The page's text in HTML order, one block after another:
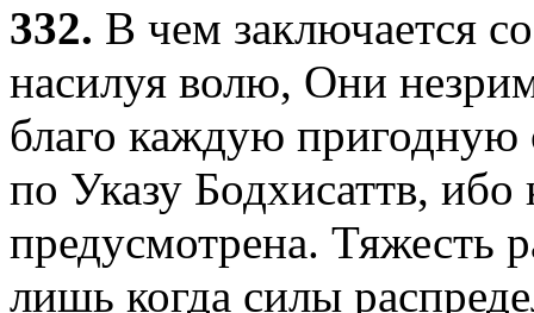
332. В чем заключается
насилуя волю, Они
благо каждую пригодную
по Указу Бодхисаттв,
предусмотрена.
лишь когда силы